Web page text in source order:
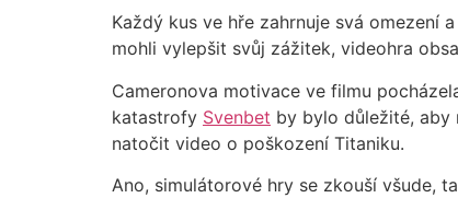
Každý kus ve hře zahrnuje svá omezení
mohli vylepšit svůj zážitek, videohra
Cameronova motivace ve filmu
katastrofy Svenbet by bylo důležité, aby
natočit video o poškození Titaniku.
Ano, simulátorové hry se zkouší všude,